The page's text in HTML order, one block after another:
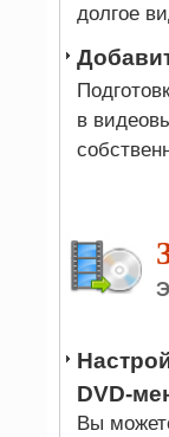
долгое
в
DVD-
Вы